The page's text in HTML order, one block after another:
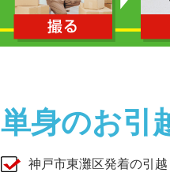
単身のお引
神戸市東灘区発着の引越